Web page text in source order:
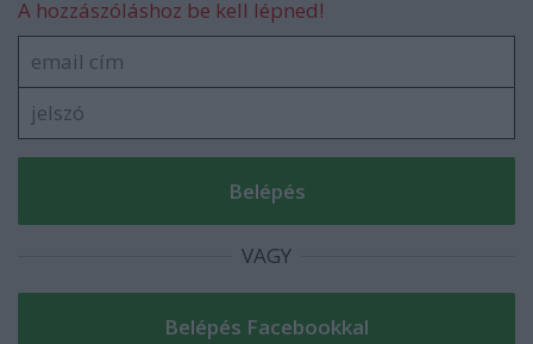
A hozzászóláshoz be kell lépned!
VAGY